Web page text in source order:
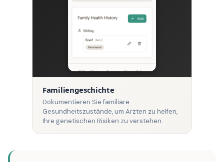
Familiengeschichte
Dokumentieren Sie familiäre
Gesundheitszustände, um Ärzten zu helfen,
Ihre genetischen Risiken zu verstehen.